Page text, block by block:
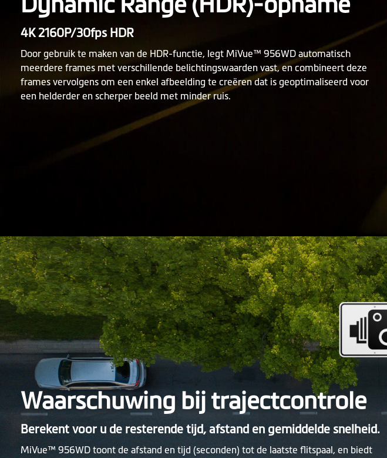
4K 2160P/30fps HDR
Door gebruik te maken van de HDR-functie, legt MiVue™ 956WD automatisch
meerdere frames met verschillende belichtingswaarden vast, en combineert deze
frames vervolgens om een enkel afbeelding te creëren dat is geoptimaliseerd voor
een helderder en scherper beeld met minder ruis.
Waarschuwing bij trajectcontrole
Berekent voor u de resterende tijd, afstand en gemiddelde snelheid.
MiVue™ 956WD toont de afstand en tijd (seconden) tot de laatste flitspaal, en biedt